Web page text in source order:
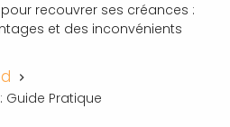
recouvrer ses créances :
et des inconvénients
Guide Pratique